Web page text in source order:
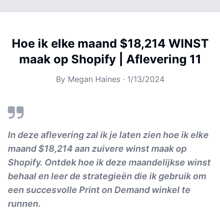
Hoe ik elke maand $18,214 WINST
maak op Shopify | Aflevering 11
By Megan Haines· 1/13/2024
In deze aflevering zal ik je laten zien hoe ik elke
maand $18,214 aan zuivere winst maak op
Shopify. Ontdek hoe ik deze maandelijkse winst
behaal en leer de strategieën die ik gebruik om
een succesvolle Print on Demand winkel te
runnen.